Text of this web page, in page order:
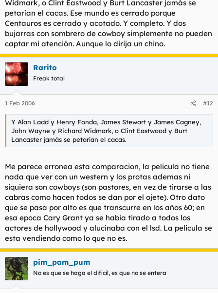
Widmark, o Clint Eastwood y Burt Lancaster jamás se
petarían el cacas. Ese mundo es cerrado porque
Centauros es cerrado y acotado. Y completo. Y dos
bujarras con sombrero de cowboy simplemente no pueden
captar mi atención. Aunque lo dirija un chino.
Rarito
Freak total
1 Feb 2006 #12
Y Alan Ladd y Henry Fonda, James Stewart y James Cagney,
John Wayne y Richard Widmark, o Clint Eastwood y Burt
Lancaster jamás se petarían el cacas.
Me parece erronea esta comparacion, la pelicula no tiene
nada que ver con un western y los protas ademas ni
siquiera son cowboys (son pastores, en vez de tirarse a las
cabras como hacen todos se dan por el ojete). Otro dato
que se pasa por alto es que transcurre en los años 60; en
esa epoca Cary Grant ya se habia tirado a todos los
actores de hollywood y alucinaba con el lsd. La pelicula se
esta vendiendo como lo que no es.
pim_pam_pum
No es que se haga el dificil, es que no se entera